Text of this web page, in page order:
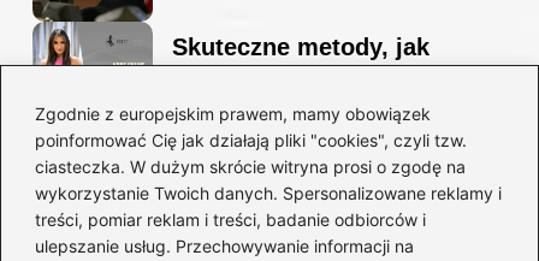
Zgodnie z europejskim prawem, mamy obowiązek
poinformować Cię jak działają pliki "cookies", czyli tzw.
ciasteczka. W dużym skrócie witryna prosi o zgodę na
wykorzystanie Twoich danych. Spersonalizowane reklamy i
treści, pomiar reklam i treści, badanie odbiorców i
ulepszanie usług. Przechowywanie informacji na
Skuteczne metody, jak
sylwetkę w zaledwie 90 dni
Idealny garnitur: jak dobrać
go do swojej sylwetki?